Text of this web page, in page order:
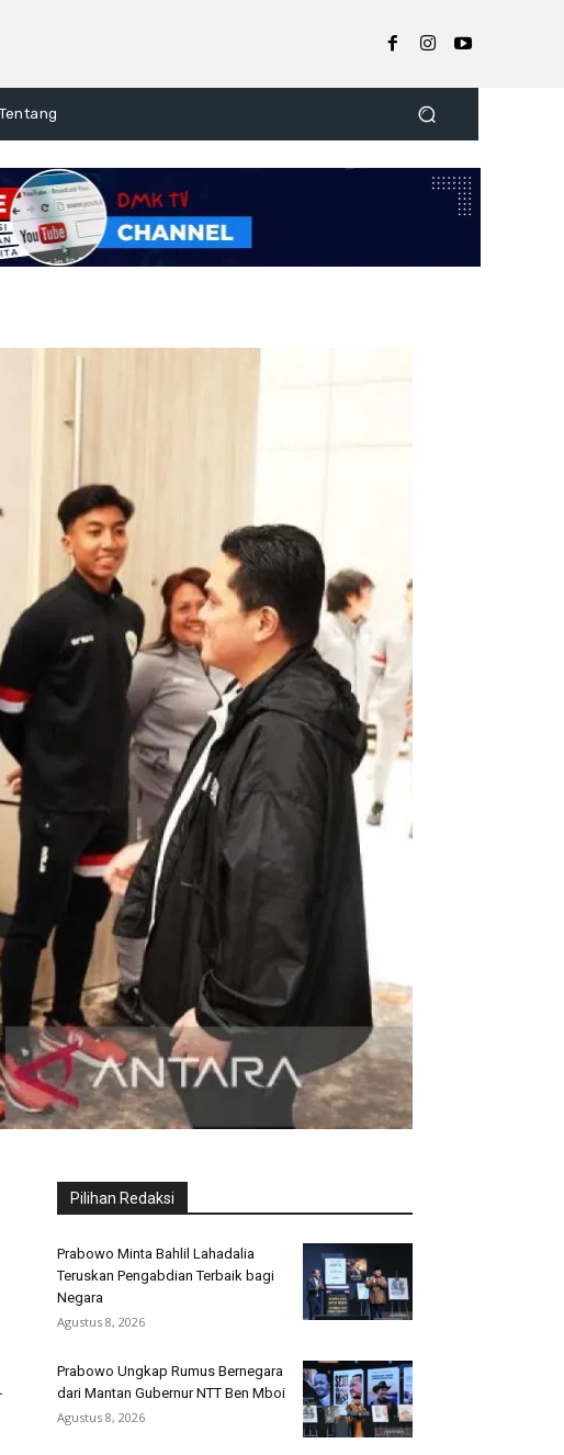
Tentang
Pilihan Redaksi
Prabowo Minta Bahlil Lahadalia
Teruskan Pengabdian Terbaik bagi
Negara
Agustus 8, 2026
Prabowo Ungkap Rumus Bernegara
dari Mantan Gubernur NTT Ben Mboi
Agustus 8, 2026